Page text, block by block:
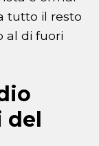
tutto il resto
al di fuori
del